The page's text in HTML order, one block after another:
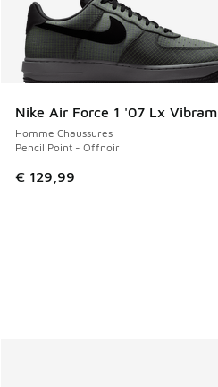
Nike Air Force 1 '07 Lx Vibram
Homme Chaussures
Pencil Point - Offnoir
€ 129,99